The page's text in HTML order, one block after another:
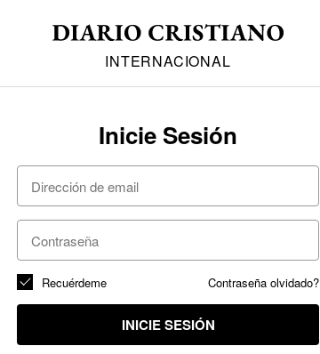
INTERNACIONAL
Inicie Sesión
Contraseña olvidado?
Recuérdeme
INICIE SESIÓN